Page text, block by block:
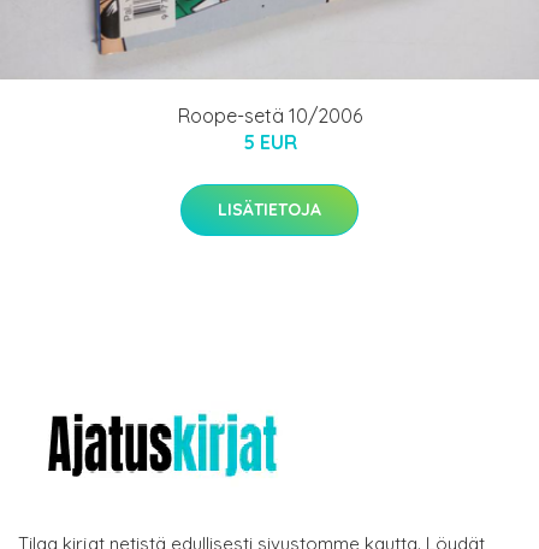
Roope-setä 10/2006
5 EUR
LISÄTIETOJA
Tilaa kirjat netistä edullisesti sivustomme kautta. Löydät